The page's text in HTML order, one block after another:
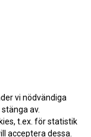
vi nödvändiga
av.
t.ex. för statistik
acceptera dessa.